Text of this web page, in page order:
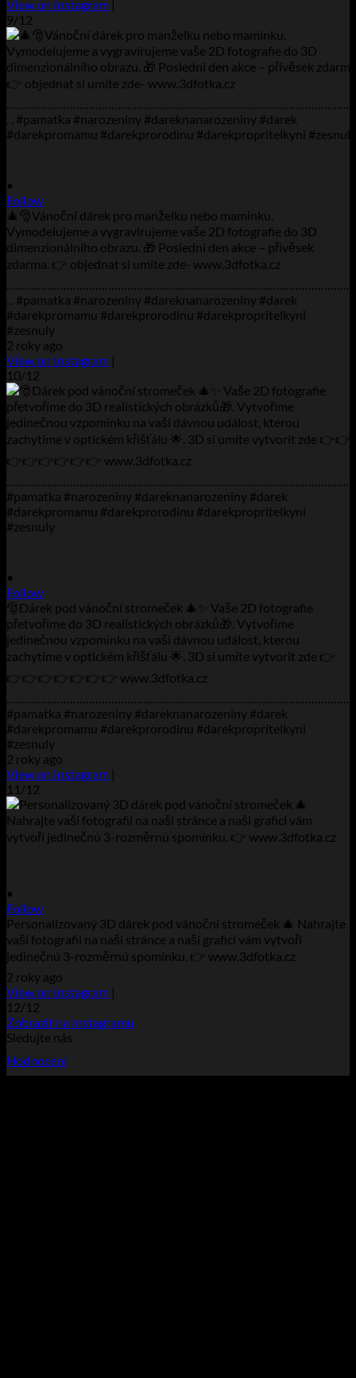
View on Instagram
9/12
•
Follow
🎄🎅Vánoční dárek pro manželku nebo maminku.
Vymodelujeme a vygravírujeme vaše 2D fotografie do 3D
dimenzionálního obrazu. 🎁 Poslední den akce – přívěsek
zdarma. 👉 objednat si umíte zde- www.3dfotka.cz
. . #pamatka #narozeniny #dareknanarozeniny #darek
#darekpromamu #darekprorodinu #darekpropritelkyni
#zesnuly
2 roky ago
View on Instagram |
10/12
•
Follow
🎅Dárek pod vánoční stromeček 🎄✨ Vaše 2D fotografie
přetvoříme do 3D realistických obrázků🎁. Vytvoříme
jedinečnou vzpomínku na vaši dávnou událost, kterou
zachytíme v optickém křišťálu 🌟. 3D si umíte vytvorit zde 👉
👉👉👉👉👉👉👉 www.3dfotka.cz
………………………………………………………………………………………………..
#pamatka #narozeniny #dareknanarozeniny #darek
#darekpromamu #darekprorodinu #darekpropritelkyni
#zesnuly
2 roky ago
View on Instagram |
11/12
•
Follow
Personalizovaný 3D dárek pod vánoční stromeček 🎄 Nahrajte
vaši fotografii na naši stránce a naši grafici vám vytvoří
jedinečnú 3-rozměrnú spomínku. 👉 www.3dfotka.cz
2 roky ago
View on Instagram |
12/12
Zobrazit na Instagramu
Sledujte nás
Hodnocení